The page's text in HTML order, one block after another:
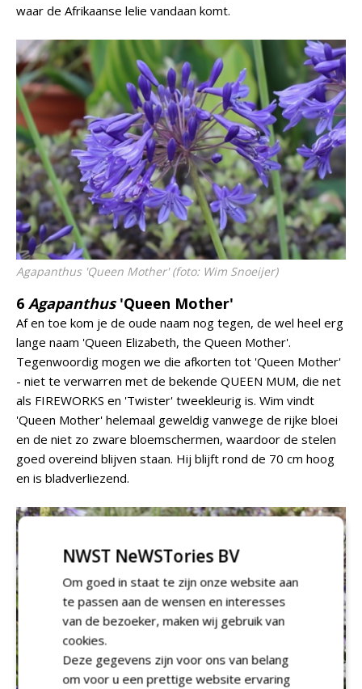
waar de Afrikaanse lelie vandaan komt.
Agapanthus'Queen Mother' (foto: Wim Snoeijer)
6 Agapanthus'Queen Mother'
Af en toe kom je de oude naam nog tegen, de wel heel erg
lange naam 'Queen Elizabeth, the Queen Mother'.
Tegenwoordig mogen we die afkorten tot 'Queen Mother'
- niet te verwarren met de bekende QUEEN MUM, die net
als FIREWORKS en 'Twister' tweekleurig is. Wim vindt
'Queen Mother' helemaal geweldig vanwege de rijke bloei
en de niet zo zware bloemschermen, waardoor de stelen
goed overeind blijven staan. Hij blijft rond de 70 cm hoog
en is bladverliezend.
NWST NeWSTories BV
Om goed in staat te zijn onze website aan
te passen aan de wensen en interesses
van de bezoeker, maken wij gebruik van
cookies.
Deze gegevens zijn voor ons van belang
om voor u een prettige website ervaring